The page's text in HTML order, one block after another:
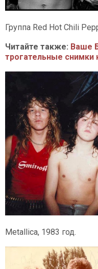
Группа Red Hot Chili
Читайте также: Ваше
трогательные
Metallica, 1983 год.